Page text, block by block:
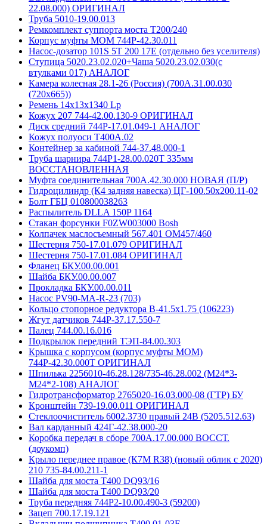
22.08.000) ОРИГИНАЛ
Труба 5010-19.00.013
Ремкомплект суппорта моста Т200/240
Корпус муфты МОМ 744Р-42.30.011
Насос-дозатор 101S 5T 200 17Е (отдельно без уселителя)
Ступица 5020.23.02.020+Чаша 5020.23.02.030(с
втулками 017) АНАЛОГ
Камера колесная 28.1-26 (Россия) (700А.31.00.030
(720х665))
Ремень 14х13х1340 Lp
Кожух 207 744-42.00.130-9 ОРИГИНАЛ
Диск средний 744Р-17.01.049-1 АНАЛОГ
Кожух полуоси Т400А.02
Контейнер за кабиной 744-37.48.000-1
Труба шарнира 744Р1-28.00.020Т 335мм
ВОССТАНОВЛЕННАЯ
Муфта соединительная 700А.42.30.000 НОВАЯ (П/Р)
Гидроцилиндр (К4 задняя навеска) ЦГ-100.50х200.11-02
Болт ГБЦ 010800038263
Распылитель DLLA 150P 1164
Стакан форсунки F0ZW003000 Bosh
Колпачек маслосъемный 567.401 ОМ457/460
Шестерня 750-17.01.079 ОРИГИНАЛ
Шестерня 750-17.01.084 ОРИГИНАЛ
Фланец БКУ.00.00.001
Шайба БКУ.00.00.007
Прокладка БКУ.00.00.011
Насос PV90-MA-R-23 (703)
Кольцо стопорное редуктора В-41.5x1.75 (106223)
Жгут датчиков 744Р-37.17.550-7
Палец 744.00.16.016
Подкрылок передний ТЭП-84.00.303
Крышка с корпусом (корпус муфты МОМ)
744Р-42.30.000Т ОРИГИНАЛ
Шпилька 2256010-46.28.128/735-46.28.002 (М24*3-
М24*2-108) АНАЛОГ
Гидротрансформатор 2765020-16.03.000-08 (ГТР) БУ
Кронштейн 739-19.00.011 ОРИГИНАЛ
Стеклоочиститель 6002.3730 правый 24В (5205.512.63)
Вал карданный 424Г-42.38.000-20
Коробка передач в сборе 700А.17.00.000 ВОССТ.
(доукомп)
Крыло переднее правое (К7М R38) (новый облик с 2020)
210 735-84.00.211-1
Шайба для моста Т400 DQ93/16
Шайба для моста Т400 DQ93/20
Труба передняя 744P2-10.00.490-3 (59200)
Зацеп 700.17.19.121